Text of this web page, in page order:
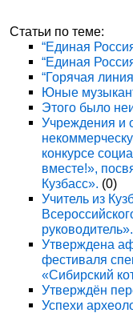
Статьи по теме:
“Единая
“Единая
“Горячая
Юные
Этого было
Учреждения и
конкурсе
вместе!»,
Кузбасс». (0)
Учитель из
руководитель».
Утверждена
фестиваля
«Сибирский
Утверждён
Успехи